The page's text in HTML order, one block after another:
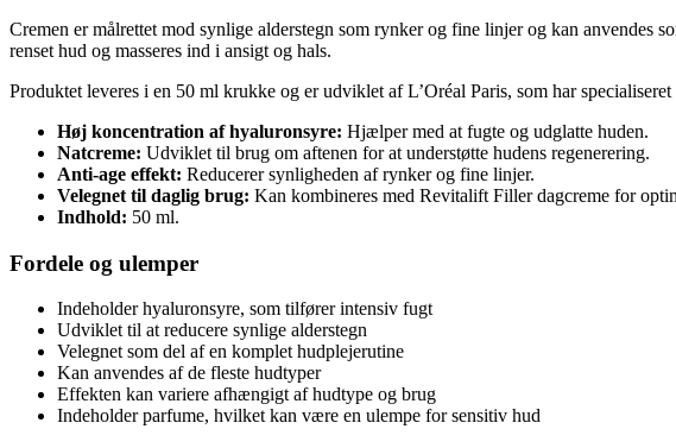
Cremen er målrettet mod synlige alderstegn som rynker og fine linjer og kan anvendes
renset hud og masseres ind i ansigt og hals.
Produktet leveres i en 50 ml krukke og er udviklet af L’Oréal Paris, som har
Høj koncentration af hyaluronsyre: Hjælper med at fugte og udglatte huden.
Natcreme: Udviklet til brug om aftenen for at understøtte hudens regenerering.
Anti-age effekt: Reducerer synligheden af rynker og fine linjer.
Velegnet til daglig brug: Kan kombineres med Revitalift Filler dagcreme for
Indhold: 50 ml.
Fordele og ulemper
Indeholder hyaluronsyre, som tilfører intensiv fugt
Udviklet til at reducere synlige alderstegn
Velegnet som del af en komplet hudplejerutine
Kan anvendes af de fleste hudtyper
Effekten kan variere afhængigt af hudtype og brug
Indeholder parfume, hvilket kan være en ulempe for sensitiv hud